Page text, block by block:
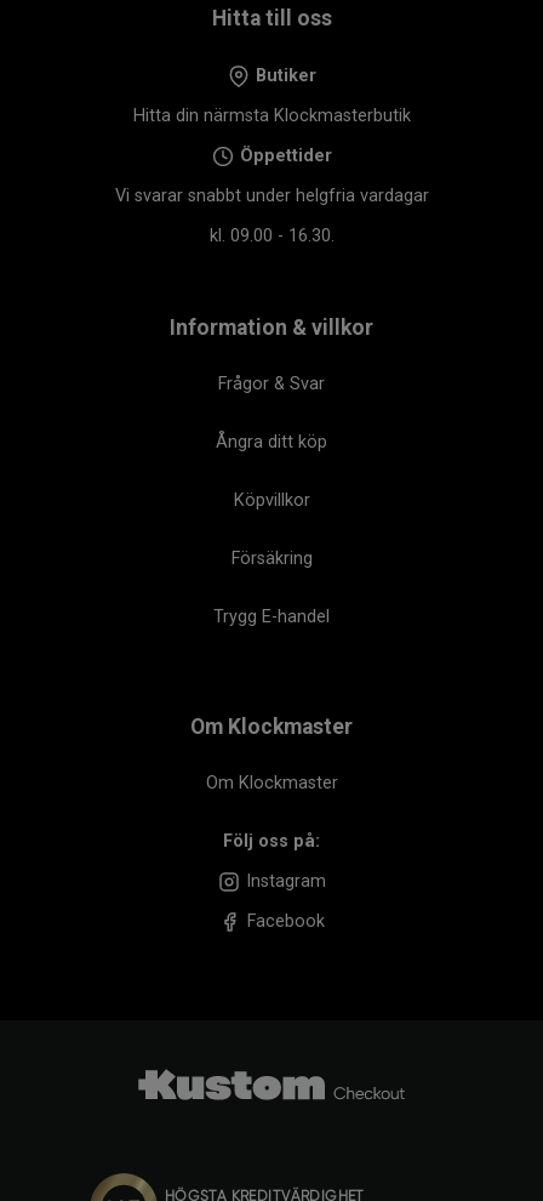
Hitta till oss
Butiker
Hitta din närmsta Klockmasterbutik
Öppettider
Vi svarar snabbt under helgfria vardagar
kl. 09.00 - 16.30.
Information & villkor
Frågor & Svar
Ångra ditt köp
Köpvillkor
Försäkring
Trygg E-handel
Om Klockmaster
Om Klockmaster
Följ oss på:
Instagram
Facebook